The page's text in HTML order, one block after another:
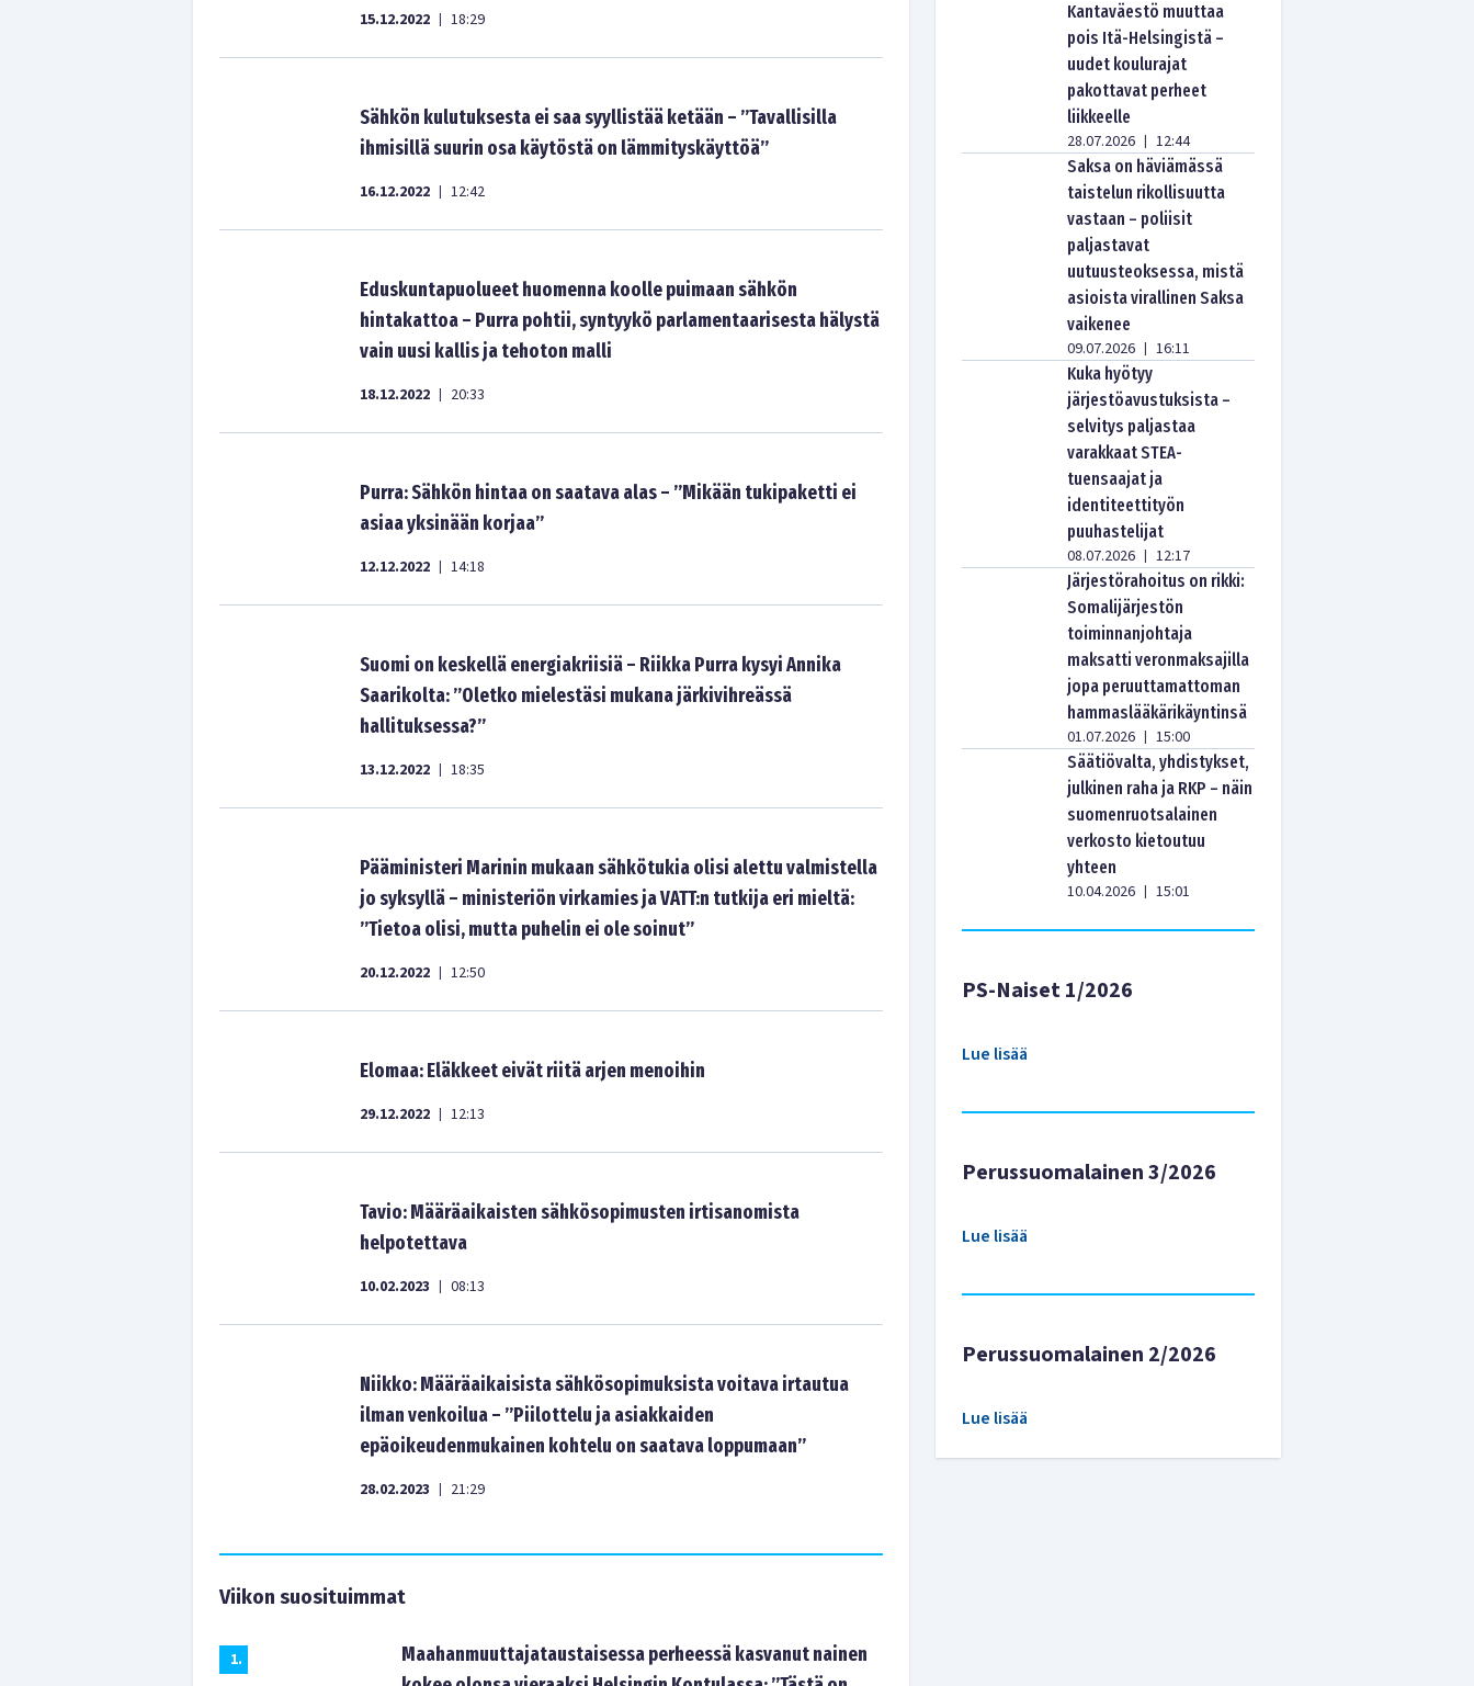
15.12.2022 | 18:29
Sähkön kulutuksesta ei saa syyllistää ketään – ”Tavallisilla
ihmisillä suurin osa käytöstä on lämmityskäyttöä”
16.12.2022 | 12:42
Eduskuntapuolueet huomenna koolle puimaan sähkön
hintakattoa – Purra pohtii, syntyykö parlamentaarisesta hälystä
vain uusi kallis ja tehoton malli
18.12.2022 | 20:33
Purra: Sähkön hintaa on saatava alas – ”Mikään tukipaketti ei
asiaa yksinään korjaa”
12.12.2022 | 14:18
Suomi on keskellä energiakriisiä – Riikka Purra kysyi Annika
Saarikolta: ”Oletko mielestäsi mukana järkivihreässä
hallituksessa?”
13.12.2022 | 18:35
Pääministeri Marinin mukaan sähkötukia olisi alettu valmistella
jo syksyllä – ministeriön virkamies ja VATT:n tutkija eri mieltä:
”Tietoa olisi, mutta puhelin ei ole soinut”
20.12.2022 | 12:50
Elomaa: Eläkkeet eivät riitä arjen menoihin
29.12.2022 | 12:13
Tavio: Määräaikaisten sähkösopimusten irtisanomista
helpotettava
10.02.2023 | 08:13
Niikko: Määräaikaisista sähkösopimuksista voitava irtautua
ilman venkoilua – ”Piilottelu ja asiakkaiden
epäoikeudenmukainen kohtelu on saatava loppumaan”
28.02.2023 | 21:29
Viikon suosituimmat
1.
Maahanmuuttajataustaisessa perheessä kasvanut nainen
Kantaväestö muuttaa
pois Itä-Helsingistä –
uudet koulurajat
pakottavat perheet
liikkeelle
28.07.2026 | 12:44
Saksa on häviämässä
taistelun rikollisuutta
vastaan – poliisit
paljastavat
uutuusteoksessa, mistä
asioista virallinen Saksa
vaikenee
09.07.2026 | 16:11
Kuka hyötyy
järjestöavustuksista –
selvitys paljastaa
varakkaat STEA-
tuensaajat ja
identiteettityön
puuhastelijat
08.07.2026 | 12:17
Järjestörahoitus on rikki:
Somalijärjestön
toiminnanjohtaja
maksatti veronmaksajilla
jopa peruuttamattoman
hammaslääkärikäyntinsä
01.07.2026 | 15:00
Säätiövalta, yhdistykset,
julkinen raha ja RKP – näin
suomenruotsalainen
verkosto kietoutuu
yhteen
10.04.2026 | 15:01
PS-Naiset 1/2026
Lue lisää
Perussuomalainen 3/2026
Lue lisää
Perussuomalainen 2/2026
Lue lisää